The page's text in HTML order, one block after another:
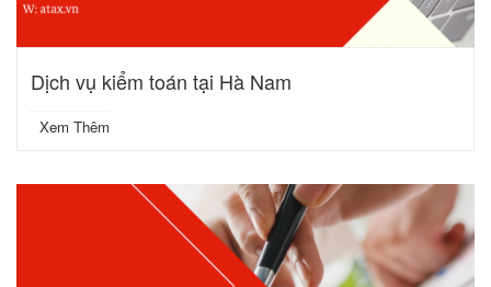
Dịch vụ kiểm toán tại Hà Nam
Xem Thêm